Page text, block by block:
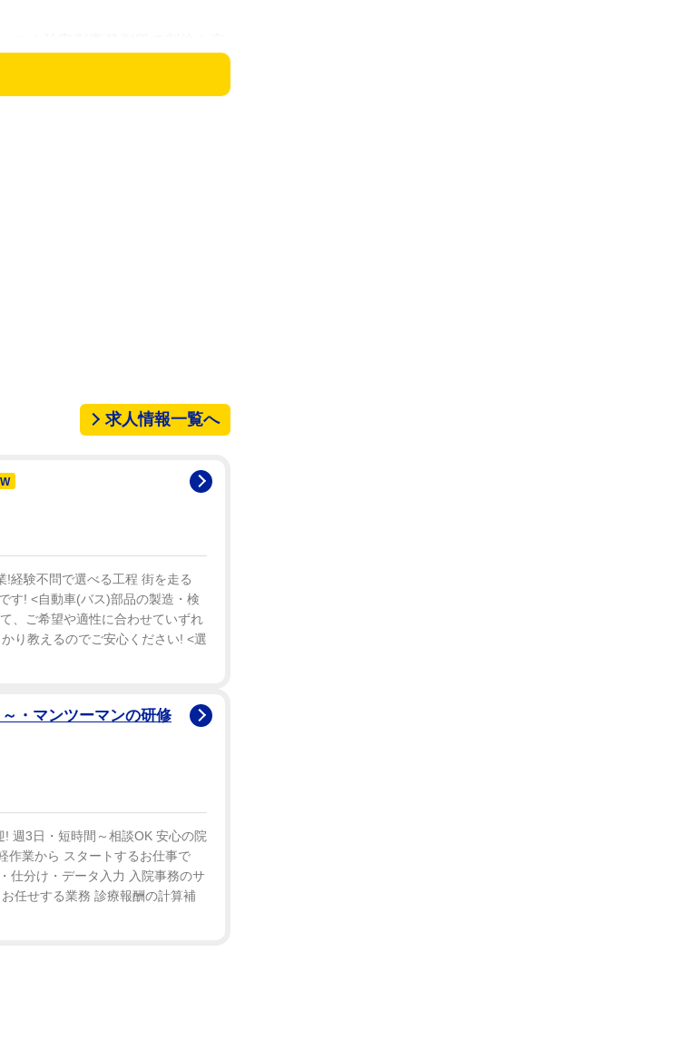
廷し、本人は「自分の立場を十
いう。
求人情報一覧へ
!経験不問で選べる工程 街を走る
す! <自動車(バス)部品の製造・検
、ご希望や適性に合わせていずれ
り教えるのでご安心ください! <選
・マンツーマンの研修
! 週3日・短時間～相談OK 安心の院
作業から スタートするお仕事で
仕分け・データ入力 入院事務のサ
任せする業務 診療報酬の計算補